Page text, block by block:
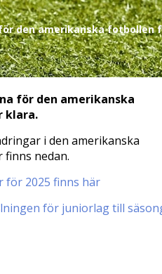
den amerikanska fotbollen
för den amerikanska
klara.
i den amerikanska
nedan.
för 2025 finns här
för juniorlag till